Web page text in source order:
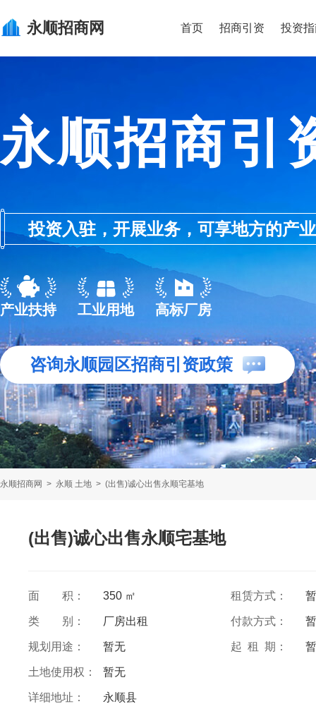
永顺招商网 首页 招商引资 投资
永顺招商引
投资入驻，开展业务，可享地方的产
产业扶持 工业用地 高标厂房
咨询永顺园区招商引资政策
永顺招商网 > 永顺 土地 > (出售)诚心出售永顺宅基地
(出售)诚心出售永顺宅基地
面 积： 350 ㎡ 租赁方式：
类 别： 厂房出租 付款方式：
规划用途： 暂无 起 租 期：
土地使用权： 暂无
详细地址： 永顺县